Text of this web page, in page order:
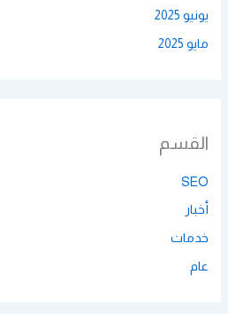
يونيو 2025
مايو 2025
القسم
SEO
أخبار
خدمات
عام